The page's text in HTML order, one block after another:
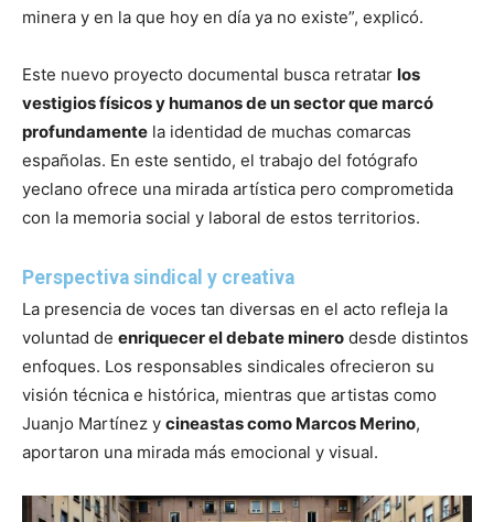
minera y en la que hoy en día ya no existe”, explicó.
Este nuevo proyecto documental busca retratar los
vestigios físicos y humanos de un sector que marcó
profundamente la identidad de muchas comarcas
españolas. En este sentido, el trabajo del fotógrafo
yeclano ofrece una mirada artística pero comprometida
con la memoria social y laboral de estos territorios.
Perspectiva sindical y creativa
La presencia de voces tan diversas en el acto refleja la
voluntad de enriquecer el debate minero desde distintos
enfoques. Los responsables sindicales ofrecieron su
visión técnica e histórica, mientras que artistas como
Juanjo Martínez y cineastas como Marcos Merino,
aportaron una mirada más emocional y visual.